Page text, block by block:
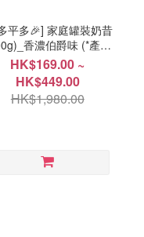
平多🎉] 家庭罐裝奶昔
香濃伯爵味 (*產品
效期 2026年9月18日)
HK$169.00 ~
HK$449.00
HK$1,980.00